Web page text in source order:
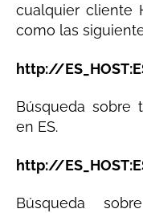
cualquier cliente
como las
http://
Búsqueda sobre
en ES.
http://
Búsqueda